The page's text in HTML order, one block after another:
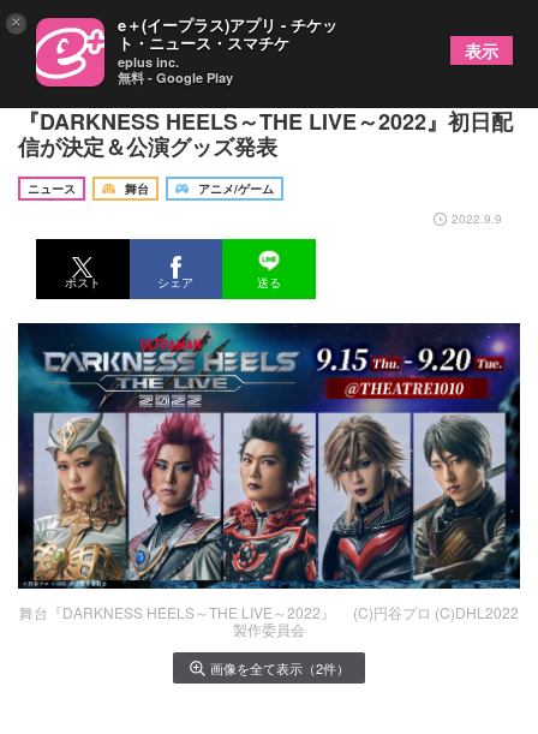
八木将康、小田えりな（AKB48）ら出演 舞台
『DARKNESS HEELS～THE LIVE～2022』初日配
信が決定＆公演グッズ発表
ニュース 舞台
アニメ/ゲーム
2022.9.9
ポスト シェア 送る
舞台『DARKNESS HEELS～THE LIVE～2022』 (C)円谷プロ (C)DHL2022
製作委員会
画像を全て表示（2件）
× e＋(イープラス)アプリ - チケッ
ト・ニュース・スマチケ
eplus inc.
無料 - Google Play
表示